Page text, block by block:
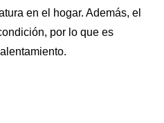
en el hogar. Además, el
por lo que es